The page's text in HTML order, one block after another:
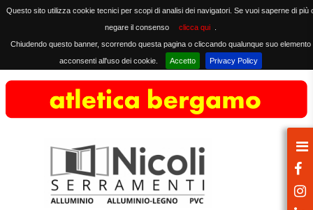
Questo sito utilizza cookie tecnici per scopi di analisi dei navigatori. Se vuoi saperne di più
negare il consenso
clicca qui
Chiudendo questo banner, scorrendo questa pagina o cliccando qualunque suo elemento
acconsenti all'uso dei cookie.
Accetto Privacy Policy